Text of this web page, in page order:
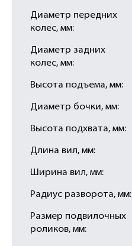
Диаметр передних
колес, мм:
Диаметр задних
колес, мм:
Высота подъема, мм:
Диаметр бочки, мм:
Высота подхвата, мм:
Длина вил, мм:
Ширина вил, мм:
Радиус разворота, мм:
Размер подвилочных
роликов, мм: